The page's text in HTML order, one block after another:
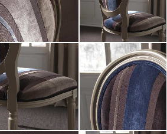
ZOOM ZOOM